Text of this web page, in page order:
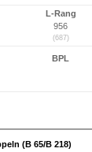
L-Rang
956
(687)
BPL
(B 65/B 218)